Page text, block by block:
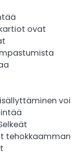
ovat
voi
tehokkaamman